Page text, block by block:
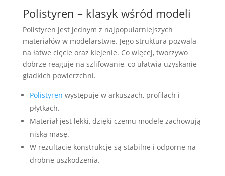
Polistyren – klasyk wśród modeli
Polistyren jest jednym z najpopularniejszych
materiałów w modelarstwie. Jego struktura pozwala
na łatwe cięcie oraz klejenie. Co więcej, tworzywo
dobrze reaguje na szlifowanie, co ułatwia uzyskanie
gładkich powierzchni.
Polistyren występuje w arkuszach, profilach i
płytkach.
Materiał jest lekki, dzięki czemu modele zachowują
niską masę.
W rezultacie konstrukcje są stabilne i odporne na
drobne uszkodzenia.